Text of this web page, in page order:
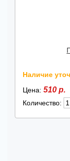
Наличие
Цена: 510 р.
Количество: